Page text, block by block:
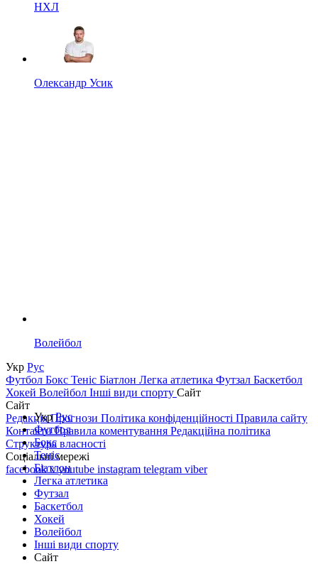
НХЛ
Олександр Усик
Волейбол
Укр Рус
Футбол Бокс Теніс Біатлон Легка атлетика Футзал Баскетбол
Хокей Волейбол Інші види спорту Сайт
Сайт
РедакціяПрогнози Політика конфіденційності Правила сайту
КонтактиПравила коментування Редакційна політика
Структура власності
Соціальні мережі
facebookxyoutube instagram telegram viber
УкрРус
Футбол
Бокс
Теніс
Біатлон
Легка атлетика
Футзал
Баскетбол
Хокей
Волейбол
Інші види спорту
Сайт